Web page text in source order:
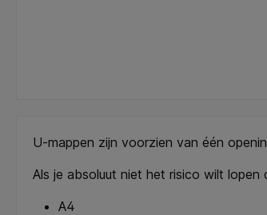
U-mappen zijn voorzien van één
Als je absoluut niet het risico wilt
A4